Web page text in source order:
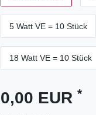
5 Watt VE = 10 Stück
18 Watt VE = 10 Stück
0,00 EUR *